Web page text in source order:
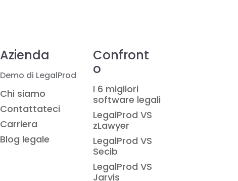
Azienda
Demo di LegalProd
Chi siamo
Contattateci
Carriera
Blog legale
Confront
o
I 6 migliori
software legali
LegalProd VS
zLawyer
LegalProd VS
Secib
LegalProd VS
Jarvis